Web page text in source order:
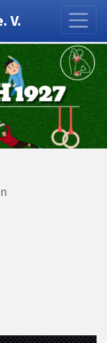
V.